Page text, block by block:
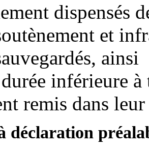
dispensés
et
inférieure
remis dans
déclaration